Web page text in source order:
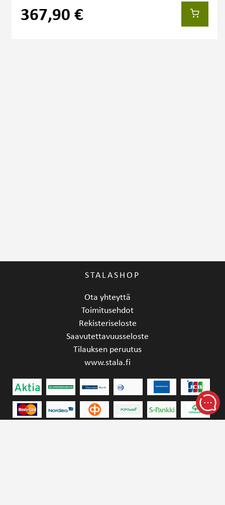
367,90 €
STALASHOP
Ota yhteyttä
Toimitusehdot
Rekisteriseloste
Saavutettavuusseloste
Tilauksen peruutus
www.stala.fi